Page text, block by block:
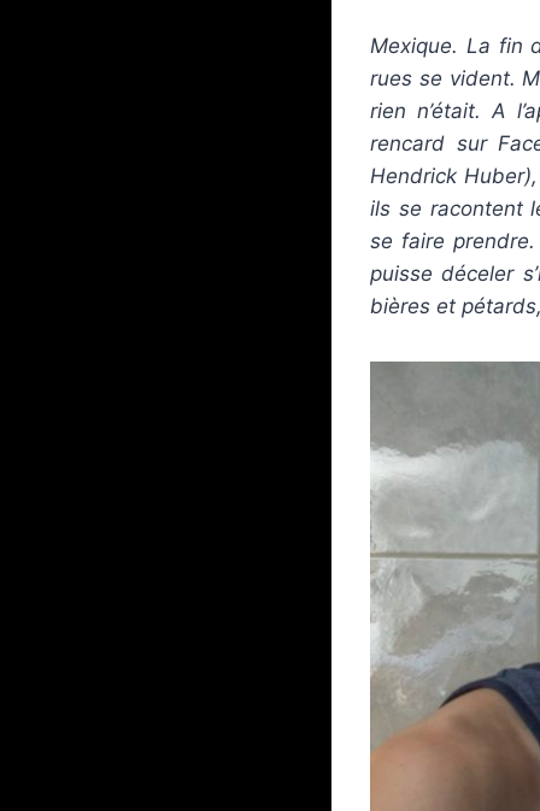
Mexique. La fin
rues se vident.
rien n’était. A
rencard sur
Hendrick
ils se racontent
se faire prendre.
puisse déceler
bières et